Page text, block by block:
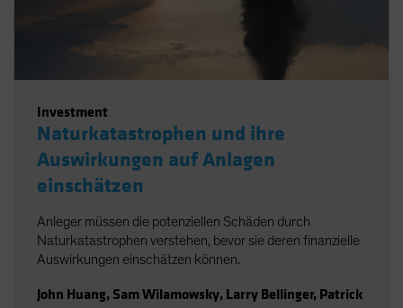
Investment
Naturkatastrophen und ihre
Auswirkungen auf Anlagen
einschätzen
Anleger müssen die potenziellen Schäden durch
Naturkatastrophen verstehen, bevor sie deren finanzielle
Auswirkungen einschätzen können.
John Huang, Sam Wilamowsky, Larry Bellinger, Patrick